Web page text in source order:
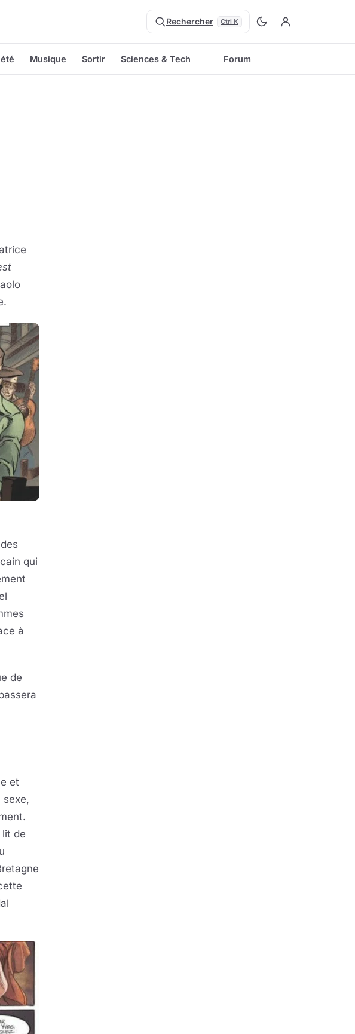
Rechercher Ctrl K
Musique Sortir Sciences & Tech Forum
qui
à
de
et
sexe,
lit de